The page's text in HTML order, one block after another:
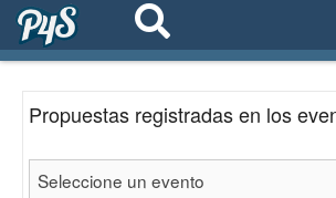
EVENTOS
EMPRESAS
Propuestas registradas en los